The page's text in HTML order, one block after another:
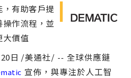
，有助客戶提
作流程，並
大價值
日 /美通社/ -- 全球供應鏈
宣佈，與專注於人工智